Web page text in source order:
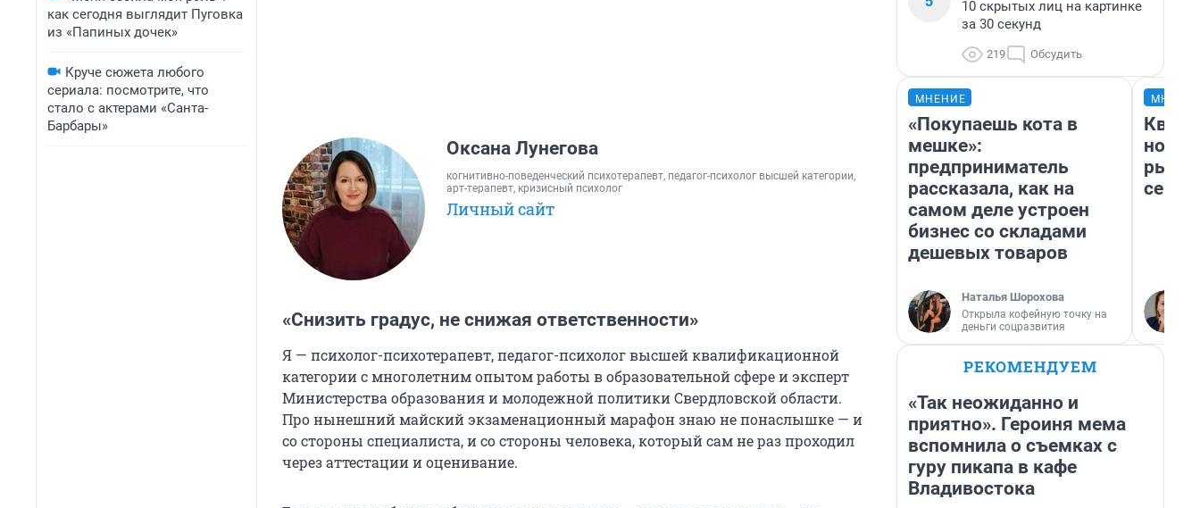
как сегодня выглядит Пуговка
из «Папиных дочек»
Круче сюжета любого
сериала: посмотрите, что
стало с актерами «Санта-
Барбары»
Оксана Лунегова
когнитивно-поведенческий психотерапевт, педагог-психолог высшей категории,
арт-терапевт, кризисный психолог
Личный сайт
«Снизить градус, не снижая ответственности»
Я — психолог-психотерапевт, педагог-психолог высшей квалификационной
категории с многолетним опытом работы в образовательной сфере и эксперт
Министерства образования и молодежной политики Свердловской области.
Про нынешний майский экзаменационный марафон знаю не понаслышке — и
со стороны специалиста, и со стороны человека, который сам не раз проходил
через аттестации и оценивание.
10 скрытых лиц на картинке
за 30 секунд
219 Обсудить
МНЕНИЕ
«Покупаешь кота в
мешке»:
предприниматель
рассказала, как на
самом деле устроен
бизнес со складами
дешевых товаров
Наталья Шорохова
Открыла кофейную точку на
деньги соцразвития
но
РЕКОМЕНДУЕМ
«Так неожиданно и
приятно». Героиня мема
вспомнила о съемках с
гуру пикапа в кафе
Владивостока